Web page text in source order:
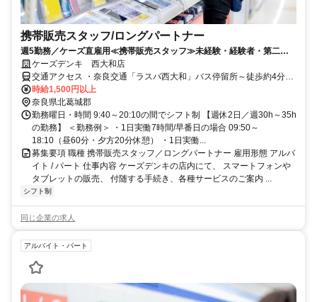
携帯販売スタッフ/ロングパートナー
週5勤務／ケーズ直雇用≪携帯販売スタッフ≫未経験・経験者・第二新
卒歓迎！ノルマなし◎安心の研修あり
ケーズデンキ 西大和店
交通アクセス ・奈良交通「ラスパ西大和」バス停留所～徒歩約4分
≪JR「王寺」駅南口 バスロータリー2番から 奈良交通16系統「服部
記念病院行き」に乗車～約15分≫ ≪近鉄「五位堂」駅 バスロータリ
ー2番から 奈良交通17系統「王寺駅行き」に乗車～約15分≫
時給1,500円以上
奈良県北葛城郡
勤務曜日・時間 9:40～20:10の間でシフト制 【週休2日／週30h～35h
の勤務】 ＜勤務例＞ ・1日実働7時間/早番日の場合 09:50～
18:10（昼60分・夕方20分休憩） ・1日実働...
募集要項 職種 携帯販売スタッフ／ロングパートナー 雇用形態 アルバ
イト / パート 仕事内容 ケーズデンキの店内にて、 スマートフォンや
タブレットの販売、 付随する手続き、各種サービスのご案内 ...
シフト制
同じ企業の求人
アルバイト・パート